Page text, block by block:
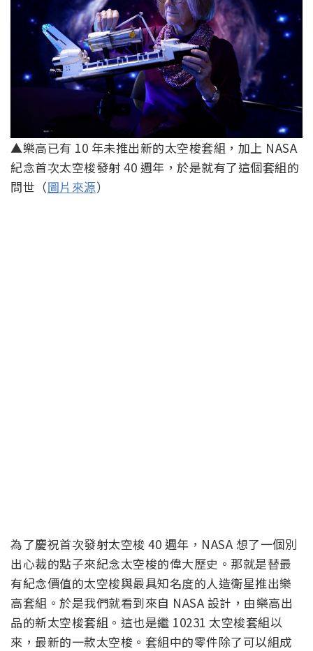
▲樂高已有 10 年未推出新的太空梭套組，加上 NASA
紀念首次太空梭發射 40 週年，於是就有了這個套組的
問世（圖片來源）
為了慶祝首次發射太空梭 40 週年，NASA 想了一個別
出心裁的點子來紀念太空梭的偉大歷史。那就是替最
有紀念價值的太空梭與最具知名度的人造衛星推出樂
高套組。於是我們就看到來自 NASA 設計，由樂高出
品的新太空梭套組。這也是繼 10231 太空梭套組以
來，最新的一款太空梭。套組中的零件除了可以組成